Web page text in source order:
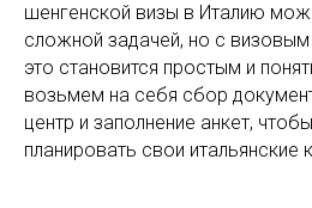
шенгенской визы в Италию
сложной задачей, но с визовым
это становится простым и
возьмем на себя сбор
центр и заполнение анкет,
планировать свои итальянские